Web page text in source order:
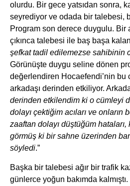
olurdu. Bir gece yatsıdan sonra,
seyrediyor ve odada bir talebesi,
Program son derece duygulu. Bir
çıkınca talebesi ile baş başa
şefkat tadil edilemezse sahibinin
Görünüşte duygu seline dönen
değerlendiren Hocaefendi’nin bu
arkadaşı derinden etkiliyor.
derinden etkilendim ki o cümleyi
dolayı çektiğim acıları ve onların
zaaftan dolayı düştüğüm
görmüş ki bir sahne üzerinden
söyledi.”
Başka bir talebesi ağır bir trafik
günlerce yoğun bakımda